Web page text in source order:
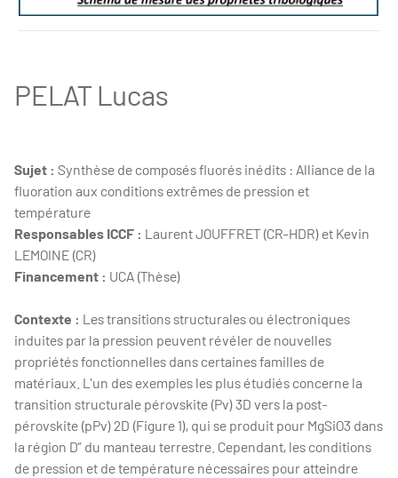
PELAT Lucas
Sujet : Synthèse de composés fluorés inédits : Alliance de la
fluoration aux conditions extrêmes de pression et
température
Responsables ICCF : Laurent JOUFFRET (CR-HDR) et Kevin
LEMOINE (CR)
Financement : UCA (Thèse)
Contexte : Les transitions structurales ou électroniques
induites par la pression peuvent révéler de nouvelles
propriétés fonctionnelles dans certaines familles de
matériaux. L'un des exemples les plus étudiés concerne la
transition structurale pérovskite (Pv) 3D vers la post-
pérovskite (pPv) 2D (Figure 1), qui se produit pour MgSiO3 dans
la région D’’ du manteau terrestre. Cependant, les conditions
de pression et de température nécessaires pour atteindre